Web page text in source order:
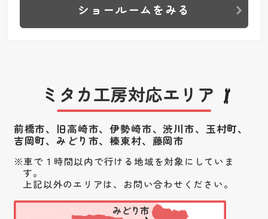
ショールームをみる
ミタカ工房対応エリア
前橋市、旧高崎市、伊勢崎市、渋川市、 玉村町、
吉岡町、みどり市、榛東村、藤岡市
車で１時間以内で行ける地域を対象にしていま
す。
上記以外のエリアは、お問い合わせください。